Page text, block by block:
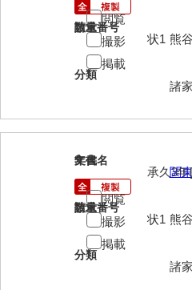
梶山家文書
鍛冶利吉文書
片岡トミ子自作農地
堅田家文書（山口市
片山家文書（阿東町）
片山家文書（下関市
片山家文書（美和町
請求番号
熊
分類
諸
数量
状1
閲覧
撮影
掲載
9
文書名
関
請求番号
熊
分類
諸
年代
承久3年
数量
状1
閲覧
撮影
掲載